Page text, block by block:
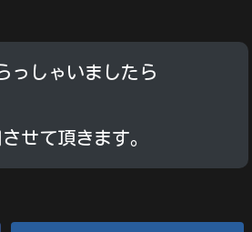
っしゃいましたら
せて頂きます。